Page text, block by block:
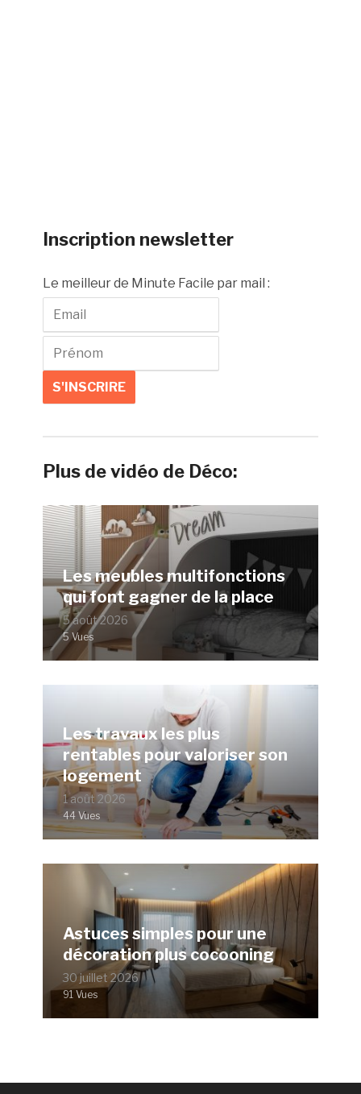
Inscription newsletter
Le meilleur de Minute Facile par mail :
Plus de vidéo de Déco:
Les meubles multifonctions
qui font gagner de la place
5 août 2026
5 Vues
Les travaux les plus
rentables pour valoriser son
logement
1 août 2026
44 Vues
Astuces simples pour une
décoration plus cocooning
30 juillet 2026
91 Vues